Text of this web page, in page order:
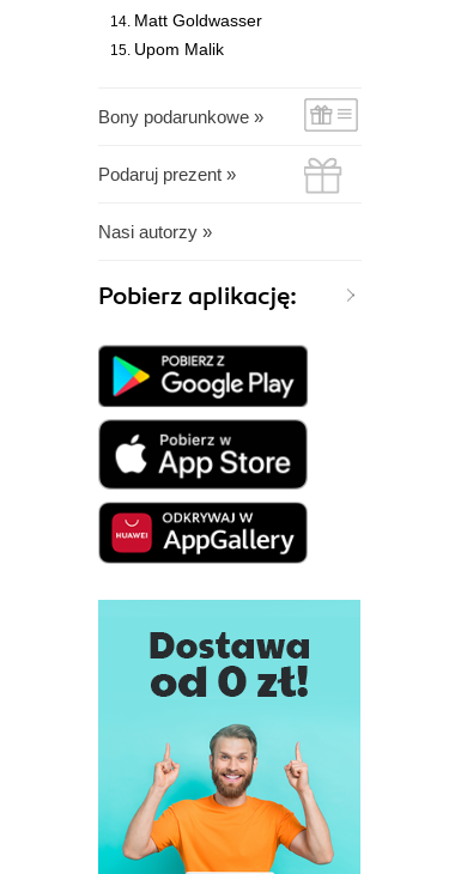
Matt Goldwasser
Upom Malik
Bony podarunkowe »
Podaruj prezent »
Nasi autorzy »
Pobierz aplikację: